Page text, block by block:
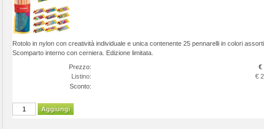
Rotolo in nylon con creatività individuale e unica contenente 25 pennarelli in colori
Scomparto interno con cerniera. Edizione limitata.
Prezzo:
€
Listino:
€
Sconto:
Aggiungi